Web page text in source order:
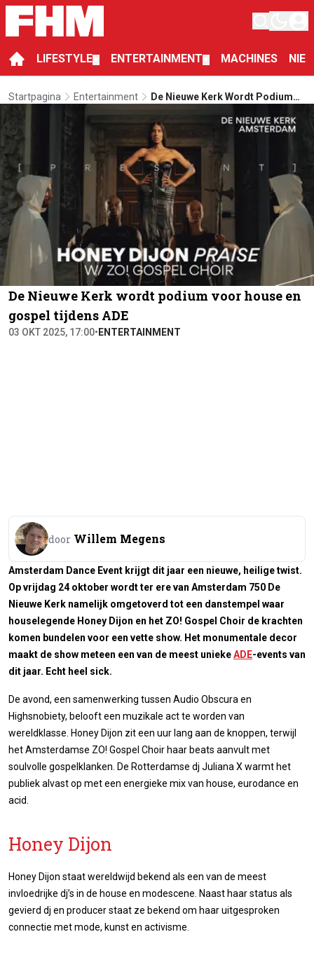
LIFESTYLE ENTERTAINMENT MACHINES
Startpagina Entertainment
De Nieuwe Kerk Wordt Podium
ADE
De Nieuwe Kerk wordt podium voor house en
gospel tijdens ADE
03 OKT 2025, 17:00• ENTERTAINMENT
door Willem Megens
Amsterdam Dance Event krijgt dit jaar een nieuwe, heilige twist.
Op vrijdag 24 oktober wordt ter ere van Amsterdam 750 De
Nieuwe Kerk namelijk omgetoverd tot een danstempel waar
houselegende Honey Dijon en het ZO! Gospel Choir de krachten
komen bundelen voor een vette show. Het monumentale decor
maakt de show meteen een van de meest uniekeADE-events van
dit jaar. Echt heel sick.
De avond, een samenwerking tussen Audio Obscura en
Highsnobiety, belooft een muzikale act te worden van
wereldklasse. Honey Dijon zit een uur lang aan de knoppen, terwijl
het Amsterdamse ZO! Gospel Choir haar beats aanvult met
soulvolle gospelklanken. De Rotterdamse dj Juliana X warmt het
publiek alvast op met een energieke mix van house, eurodance en
acid.
Honey Dijon
Honey Dijon staat wereldwijd bekend als een van de meest
invloedrijke dj’s in de house en modescene. Naast haar status als
gevierd dj en producer staat ze bekend om haar uitgesproken
connectie met mode, kunst en activisme.